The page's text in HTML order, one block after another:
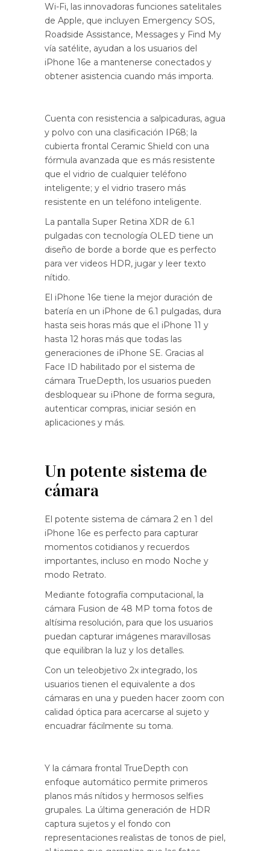
Wi-Fi, las innovadoras funciones satelitales
de Apple, que incluyen Emergency SOS,
Roadside Assistance, Messages y Find My
vía satélite, ayudan a los usuarios del
iPhone 16e a mantenerse conectados y
obtener asistencia cuando más importa.
Cuenta con resistencia a salpicaduras, agua
y polvo con una clasificación IP68; la
cubierta frontal Ceramic Shield con una
fórmula avanzada que es más resistente
que el vidrio de cualquier teléfono
inteligente; y el vidrio trasero más
resistente en un teléfono inteligente.
La pantalla Super Retina XDR de 6.1
pulgadas con tecnología OLED tiene un
diseño de borde a borde que es perfecto
para ver videos HDR, jugar y leer texto
nítido.
El iPhone 16e tiene la mejor duración de
batería en un iPhone de 6.1 pulgadas, dura
hasta seis horas más que el iPhone 11 y
hasta 12 horas más que todas las
generaciones de iPhone SE. Gracias al
Face ID habilitado por el sistema de
cámara TrueDepth, los usuarios pueden
desbloquear su iPhone de forma segura,
autenticar compras, iniciar sesión en
aplicaciones y más.
Un potente sistema de
cámara
El potente sistema de cámara 2 en 1 del
iPhone 16e es perfecto para capturar
momentos cotidianos y recuerdos
importantes, incluso en modo Noche y
modo Retrato.
Mediante fotografía computacional, la
cámara Fusion de 48 MP toma fotos de
altísima resolución, para que los usuarios
puedan capturar imágenes maravillosas
que equilibran la luz y los detalles.
Con un teleobjetivo 2x integrado, los
usuarios tienen el equivalente a dos
cámaras en una y pueden hacer zoom con
calidad óptica para acercarse al sujeto y
encuadrar fácilmente su toma.
Y la cámara frontal TrueDepth con
enfoque automático permite primeros
planos más nítidos y hermosos selfies
grupales. La última generación de HDR
captura sujetos y el fondo con
representaciones realistas de tonos de piel,